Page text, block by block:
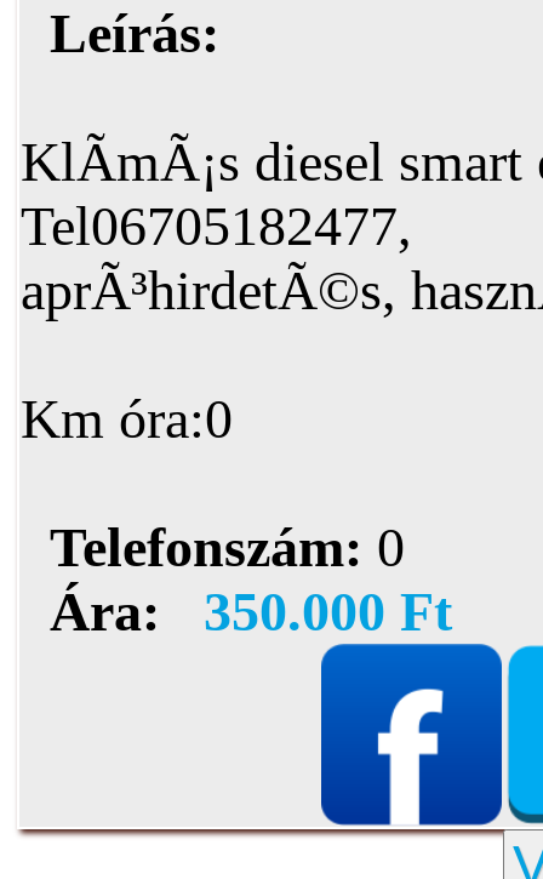
Leírás:
KlÃ­mÃ¡s diesel
Tel06705182477,
aprÃ³hirdetÃ©s,
Km óra:0
Telefonszám: 0
Ára:
350.000 Ft